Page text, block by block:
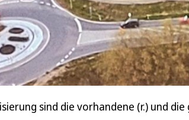
sind die vorhandene (r.) und